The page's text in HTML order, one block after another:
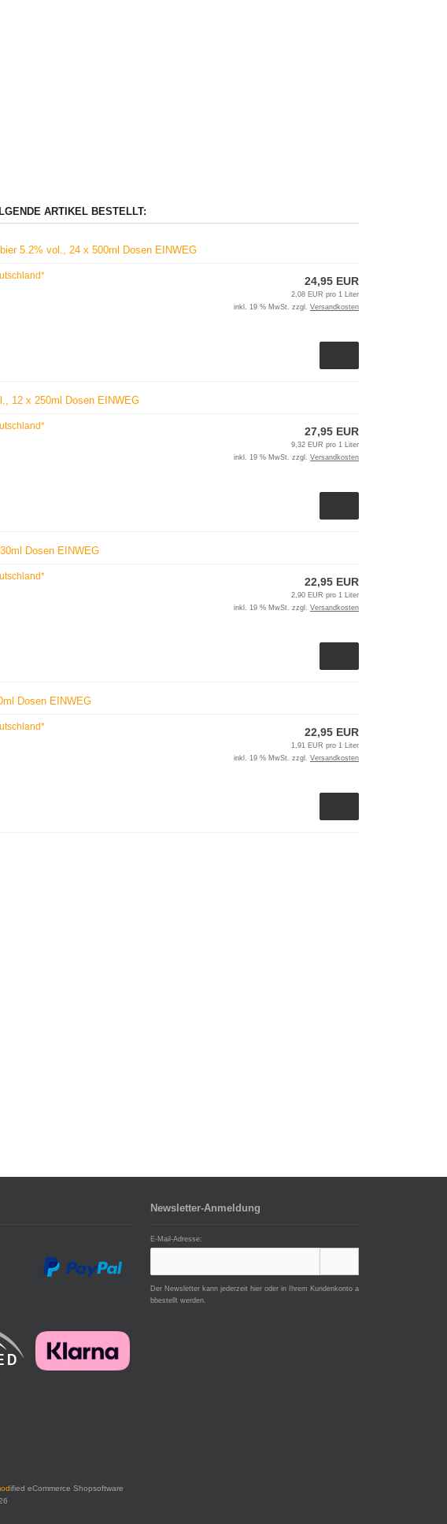
ARTIKEL BESTELLT:
5.2% vol., 24 x 500ml Dosen EINWEG
24,95 EUR
2,08 EUR pro 1 Liter
inkl. 19 % MwSt. zzgl. Versandkosten
12 x 250ml Dosen EINWEG
27,95 EUR
9,32 EUR pro 1 Liter
inkl. 19 % MwSt. zzgl. Versandkosten
Dosen EINWEG
22,95 EUR
2,90 EUR pro 1 Liter
inkl. 19 % MwSt. zzgl. Versandkosten
Dosen EINWEG
22,95 EUR
1,91 EUR pro 1 Liter
inkl. 19 % MwSt. zzgl. Versandkosten
Newsletter-Anmeldung
E-Mail-Adresse:
Der Newsletter kann jederzeit hier oder in Ihrem Kundenkonto a
bbestellt werden.
ified eCommerce Shopsoftware